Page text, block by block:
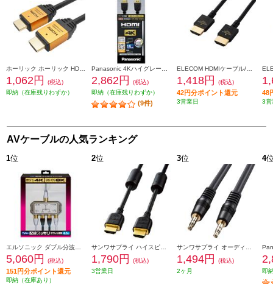
1,062円
(税込)
即納（在庫残りわずか）
2,862円
(税込)
即納（在庫残りわずか）
(9件)
1,418円 (税込)
42円分ポイント還元
3営業日
48
3営
AVケーブルの人気ランキング
1位
5,060円 (税込)
151円分ポイント還元
即納（在庫あり）
2位
1,790円
(税込)
3営業日
3位
1,494円
(税込)
2ヶ月
4
即